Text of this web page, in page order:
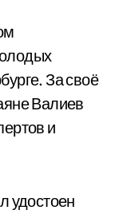
За своё
Валиев
и
удостоен